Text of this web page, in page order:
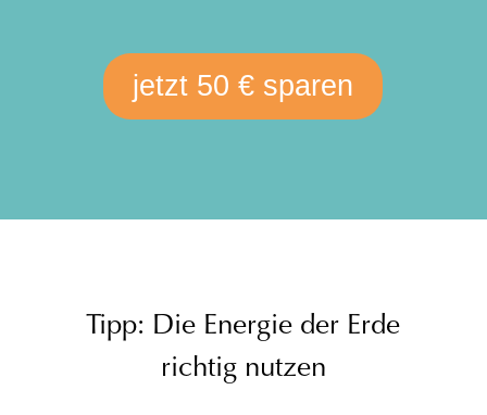
jetzt 50 € sparen
Tipp: Die Energie der Erde
richtig nutzen